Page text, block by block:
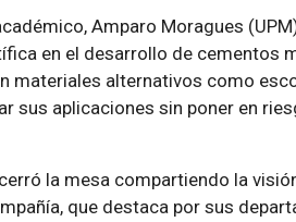
Amparo Moragues
en el desarrollo de cementos
materiales alternativos como
sus aplicaciones sin poner en
la mesa compartiendo la
que destaca por sus